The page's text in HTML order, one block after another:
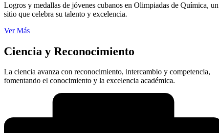
Logros y medallas de jóvenes cubanos en Olimpiadas de Química, un
sitio que celebra su talento y excelencia.
Ver Más
Ciencia y Reconocimiento
La ciencia avanza con reconocimiento, intercambio y competencia,
fomentando el conocimiento y la excelencia académica.